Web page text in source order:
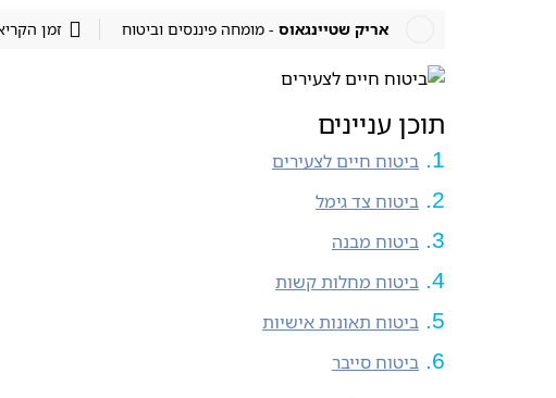
אריק שטיינגאוס - מומחה פיננסים וביטוח זמן הקריאה:
תוכן עניינים
ביטוח חיים לצעירים
ביטוח צד גימל
ביטוח מבנה
ביטוח מחלות קשות
ביטוח תאונות אישיות
ביטוח סייבר